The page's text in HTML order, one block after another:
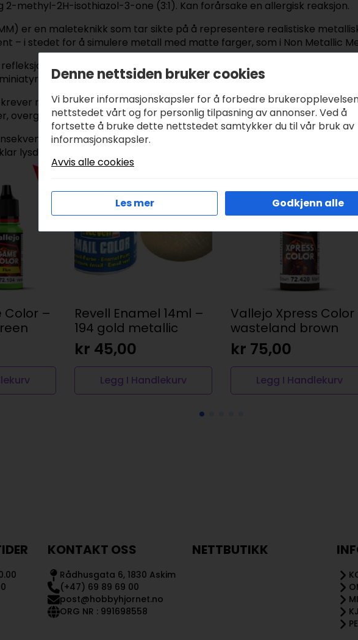
2-methyl-2H-isothiazol-3-one (3:1). Kan forårsake en allergisk reaksjon.
er en maleteknikk som tar sikte på å representere realistiske
– i stedet for å simulere metall med matte farger, som i Non Metallic
og visuelt slående resultater med mindre malerisk
mer enn bare metallisk maling. Det innebærer å anvende
overganger og kontrast slik du ville gjort med enhver ikke-metallisk
tilnærming basert på BSL-modellen (Base – Shade – Light),
lysdefinisjon – uten å gi opp den autentiske glansen til ekte metall.
Color –
Revell Enamel 14ml –
194 gold metallic
kr 45,00
Legg I Handlekurv
Vallejo Xpress Color
wasteland brown
kr 75,00
Legg I Handlekurv
KONTAKT OSS
Rådhusgata 6, 1830 Askim
(+47) 69 89 69 00
post@hobbyhjornet.no
ORG NR : 991698558
NETTBUTIKK
Denne nettsiden bruker cookies
Vi bruker informasjonskapsler for å forbedre
nettstedet vårt og for personlig tilpasning av annonser. Ved å
fortsette å bruke dette nettstedet samtykker du til vår bruk av
informasjonskapsler.
Avvis alle cookies
Les mer Godkjenn alle